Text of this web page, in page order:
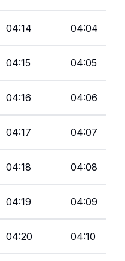
04:14 04:04
04:15 04:05
04:16 04:06
04:17 04:07
04:18 04:08
04:19 04:09
04:20 04:10